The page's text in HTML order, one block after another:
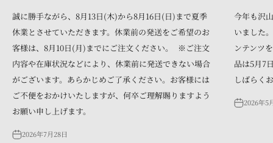
誠に勝手ながら、8月13日(木)から8月16日(日)まで夏季
休業とさせていただきます。休業前の発送をご希望のお
客様は、8月10日(月)までにご注文ください。 ※ご注文
内容や在庫状況などにより、休業前に発送できない場合
がございます。あらかじめご了承ください。お客様には
ご不便をおかけいたしますが、何卒ご理解賜りますよう
お願い申し上げます。
2026年7月28日
今年も沢
いました
ンテンツ
品は5月7
しばらく
2026年5